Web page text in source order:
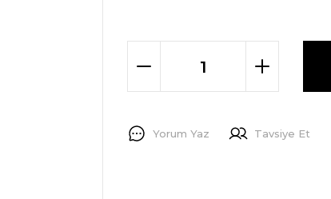
Yorum Yaz Tavsiye Et